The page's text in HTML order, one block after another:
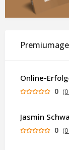
Online-
0
0